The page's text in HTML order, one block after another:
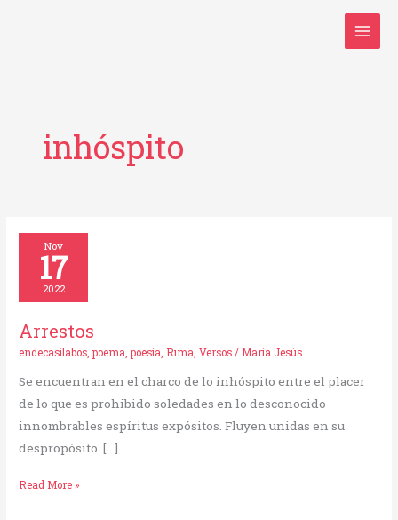
inhóspito
Nov
17
2022
Arrestos
endecasílabos,poema,poesía, Rima,Versos / María Jesús
Se encuentran en el charco de lo inhóspito entre el placer
de lo que es prohibido soledades en lo desconocido
innombrables espíritus expósitos. Fluyen unidas en su
despropósito. […]
Arrestos
Read More »